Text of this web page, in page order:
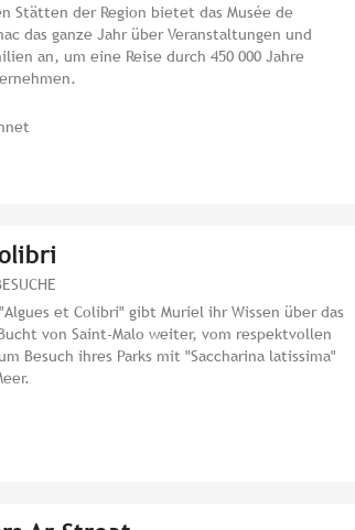
Stätten der Region bietet das Musée de
das ganze Jahr über Veranstaltungen und
an, um eine Reise durch 450 000 Jahre
et Colibri" gibt Muriel ihr Wissen über das
von Saint-Malo weiter, vom respektvollen
Besuch ihres Parks mit "Saccharina latissima"